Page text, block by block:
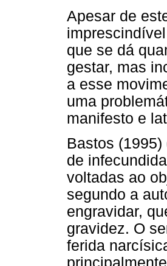
Apesar de
que se dá
gestar, mas
a esse
uma
manifesto e
Bastos
de
voltadas ao
segundo a
engravidar,
gravidez. O
ferida